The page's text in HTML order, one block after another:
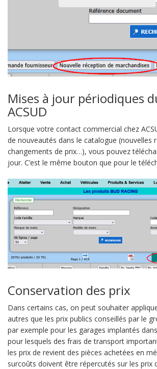
Mises à jour périodiques
ACSUD
Lorsque votre contact commercial chez
de nouveautés dans le catalogue (nouvelles
changements de prix…), vous pouvez
jour. C’est le même bouton que pour le
Conservation des prix
Dans certains cas, on peut souhaiter
autres que les prix publics conseillés par le
par exemple pour les garages implantés
pour lesquels des frais de transport
les prix de revient des pièces achetées en
surcoûts doivent être répercutés sur les prix